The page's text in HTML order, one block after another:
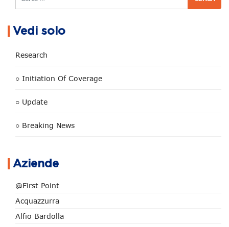
Vedi solo
Research
○ Initiation Of Coverage
○ Update
○ Breaking News
Aziende
@First Point
Acquazzurra
Alfio Bardolla